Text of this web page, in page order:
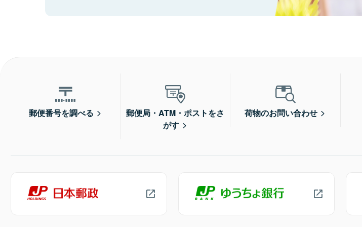
郵便番号を調べる
郵便局・ATM・ポストをさ
がす
荷物のお問い合わせ